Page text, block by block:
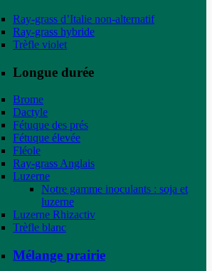
Ray-grass d’Italie non-alternatif
Ray-grass hybride
Trèfle violet
Longue durée
Brome
Dactyle
Fétuque des prés
Fétuque élevée
Fléole
Ray-grass Anglais
Luzerne
Notre gamme inoculants : soja et
luzerne
Luzerne Rhizactiv
Trèfle blanc
Mélange prairie